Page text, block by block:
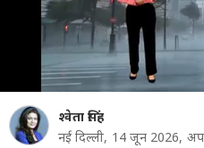
श्वेता सिंह
नई दिल्ली, 14 जून 2026,